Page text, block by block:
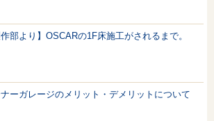
作部より】OSCARの1F床施工がされるまで。
ーガレージのメリット・デメリットについて